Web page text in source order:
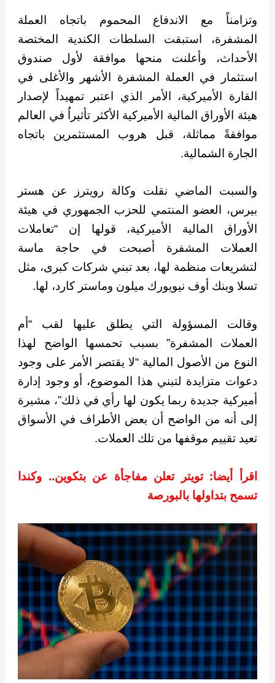
وتزامناً مع الاندفاع المحموم باتجاه العملة
المشفرة، استبقت السلطات الكندية المختصة
الأحداث، وأعلنت منحها موافقة لأول صندوق
استثمار في العملة المشفرة الأشهر والأغلى في
القارة الأميركية، الأمر الذي اعتبر تمهيداً لإصدار
هيئة الأوراق المالية الأميركية الأكثر تأثيراُ في العالم
موافقةً مماثلة، قبل هروب المستثمرين باتجاه
الجارة الشمالية.
والسبت الماضي نقلت وكالة رويترز عن هستر
بيرس، العضو المنتمي للحزب الجمهوري في هيئة
الأوراق المالية الأميركية، قولها إن “تعاملات
العملات المشفرة أصبحت في حاجة ماسة
لتشريعات منظمة لها، بعد تبني شركات كبرى، مثل
تسلا وبنك أوف نيويورك ميلون وماستر كارد، لها.
وقالت المسؤولة التي يطلق عليها لقب “أم
العملات المشفرة” بسبب تحمسها الواضح لهذا
النوع من الأصول المالية “لا يقتصر الأمر على وجود
دعوات متزايدة لتبني هذا الموضوع، أو وجود إدارة
أميركية جديدة ربما يكون لها رأي في ذلك”، مشيرة
إلى أنه من الواضح أن بعض الأطراف في الأسواق
تعيد تقييم موقفها من تلك العملات.
اقرأ أيضا: تويتر تعلن مفاجأة عن بتكوين.. وكندا
تسمح بتداولها بالبورصة